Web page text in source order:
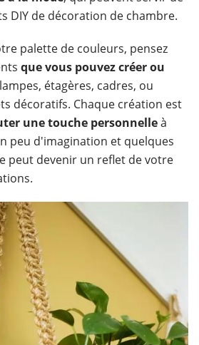
DIY de décoration de chambre.
palette de couleurs, pensez
que vous pouvez créer ou
étagères, cadres, ou
décoratifs. Chaque création est
une touche personnelleà
peu d'imagination et quelques
peut devenir un reflet de votre